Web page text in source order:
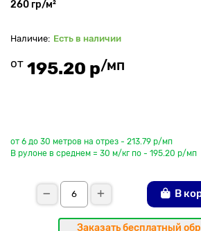
260 гр/м²
Есть в наличии
от 195.20 р/мп
от 6 до 30 метров на отрез - 213.79 р/мп
В рулоне в среднем = 30 м/кг по - 195.20 р/мп
В
Заказать бесплатный